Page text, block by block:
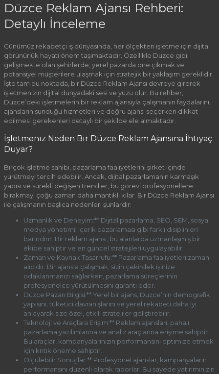
Düzce Reklam Ajansı Rehberi:
Detaylı İnceleme
Günümüz rekabetçi iş dünyasında, her ölçekten işletme için dijital
görünürlük hayati önem taşımaktadır. Özellikle Düzce gibi
gelişmekte olan şehirlerde, yerel pazarda öne çıkmak ve
potansiyel müşterilere ulaşmak için stratejik bir yaklaşım gereklidir.
İşte tam bu noktada, bir Düzce Reklam Ajansı devreye girerek
işletmenizin dijital dünyadaki sesi ve yüzü olur. Bu rehber,
Düzce’deki işletmelerin bir reklam ajansıyla çalışmanın faydalarını,
ajansların sunduğu hizmetleri ve doğru ajansı seçerken dikkat
edilmesi gerekenleri detaylı bir şekilde ele almaktadır.
İşletmeniz Neden Bir Düzce Reklam Ajansına İhtiyaç
Duyar?
Birçok işletme sahibi, pazarlama faaliyetlerini şirket içinde
yürütmeyi tercih edebilir. Ancak, dijital pazarlamanın karmaşık
yapısı ve sürekli değişen trendler, bu görevi profesyonellere
bırakmayı çoğu zaman daha mantıklı kılar. Bir Düzce Reklam Ajansı
ile çalışmanın başlıca nedenleri şunlardır:
Uzmanlık ve Deneyim:** Dijital pazarlama, SEO, SEM, sosyal
medya yönetimi, içerik pazarlaması gibi farklı disiplinleri
barındırır. Bir reklam ajansı, bu alanlarda uzmanlaşmış bir
ekibe sahiptir ve en güncel stratejileri uygulayabilir.
Zaman ve Kaynak Tasarrufu:** Pazarlama faaliyetleri zaman
alıcıdır. Bir ajansla çalışmak, sizin çekirdek işinize
odaklanmanızı sağlarken, pazarlama süreçlerinin
profesyonelce yürütülmesini garanti eder.
Düzce Pazarı Bilgisi:** Yerel bir ajans, Düzce’nin demografik
yapısını, tüketici davranışlarını ve yerel rekabeti daha iyi
anlayarak size özel, etkili stratejiler geliştirebilir.
Teknoloji ve Araçlara Erişim:** Reklam ajansları, pahalı
pazarlama yazılımlarına ve analiz araçlarına erişime sahiptir.
Bu araçlar, kampanyalarınızın performansını optimize etmek
için kritik öneme sahiptir.
Ölçülebilir Sonuçlar:** Profesyonel ajanslar, kampanyaların
performansını düzenli olarak raporlar. Bu sayede yatırımınızın